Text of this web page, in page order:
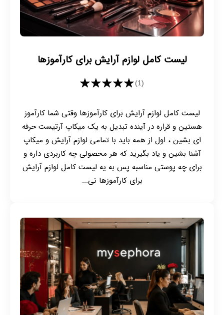
لیست کامل لوازم آرایش برای کارآموزها
★★★★★(1)
لیست کامل لوازم آرایش برای کارآموزها وقتی شما کارآموز
هستین و قراره در آینده تبدیل به یک میکاپ آرتیست حرفه
ای بشین ، اول از همه باید با تمامی لوازم آرایش و میکاپ
آشنا بشین و یاد بگیرید که هر محصولی چه کاربردی داره و
برای چه پوستی مناسبه پس به یه لیست کامل لوازم آرایش
برای کارآموزها نی...